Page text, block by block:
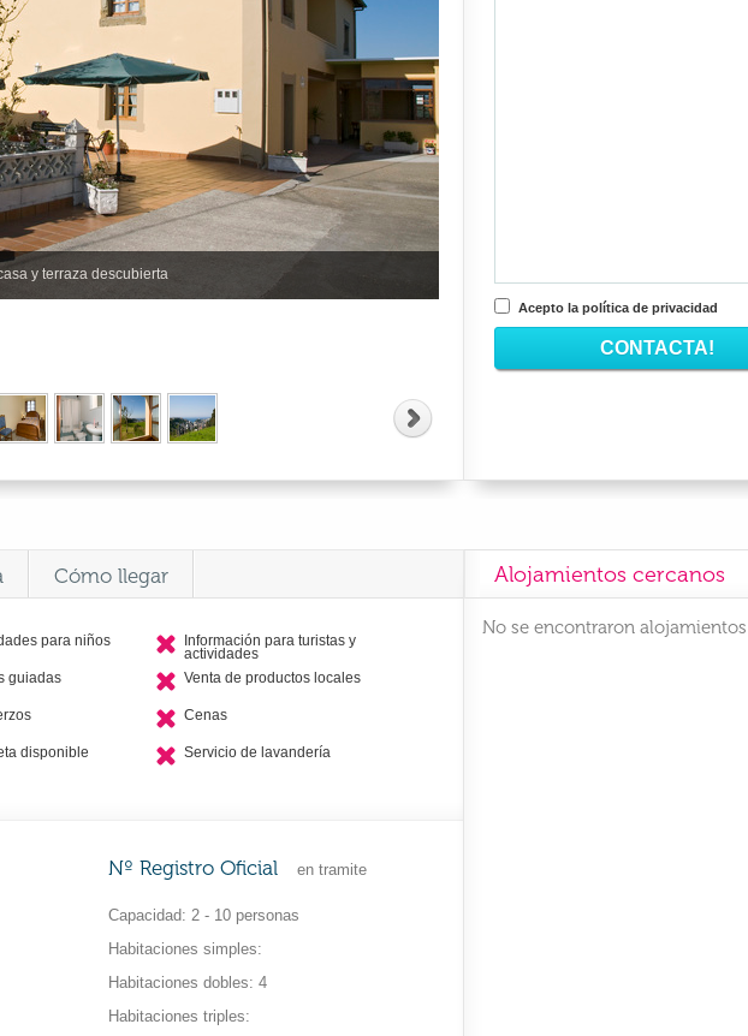
y terraza descubierta
Acepto la política de privacidad
Cómo llegar
para niños Información para turistas y
actividades
guiadas
Venta de productos locales
Cenas
disponible Servicio de lavandería
Nº Registro Oficial en tramite
Capacidad
2 - 10 personas
Habitaciones simples
Habitaciones dobles
4
Habitaciones triples
Alojamientos cercanos
No se encontraron alojamientos